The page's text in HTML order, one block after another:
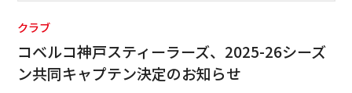
クラブ
コベルコ神戸スティーラーズ、2025-26シーズ
ン共同キャプテン決定のお知らせ